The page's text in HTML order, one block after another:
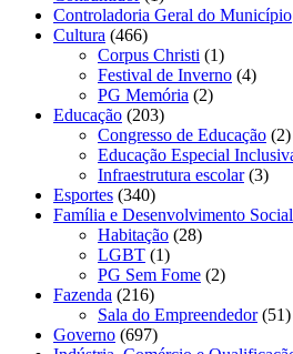
Controladoria Geral do Município
Cultura (466)
Corpus Christi (1)
Festival de Inverno (4)
PG Memória (2)
Educação (203)
Congresso de Educação (2)
Educação Especial
Infraestrutura escolar(3)
Esportes (340)
Família e Desenvolvimento Social
Habitação (28)
LGBT (1)
PG Sem Fome (2)
Fazenda (216)
Sala do Empreendedor(51)
Governo (697)